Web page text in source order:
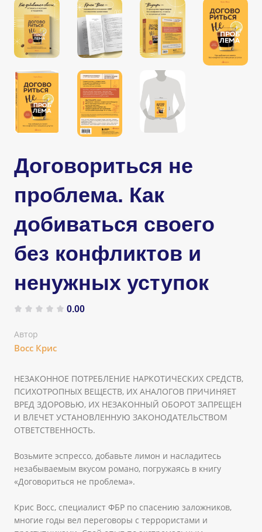
Договориться не
проблема. Как
добиваться своего
без конфликтов и
ненужных уступок
0.00
Автор
Восс Крис
НЕЗАКОННОЕ ПОТРЕБЛЕНИЕ НАРКОТИЧЕСКИХ СРЕДСТВ,
ПСИХОТРОПНЫХ ВЕЩЕСТВ, ИХ АНАЛОГОВ ПРИЧИНЯЕТ
ВРЕД ЗДОРОВЬЮ, ИХ НЕЗАКОННЫЙ ОБОРОТ ЗАПРЕЩЕН
И ВЛЕЧЕТ УСТАНОВЛЕННУЮ ЗАКОНОДАТЕЛЬСТВОМ
ОТВЕТСТВЕННОСТЬ.
Возьмите эспрессо, добавьте лимон и насладитесь
незабываемым вкусом романо, погружаясь в книгу
«Договориться не проблема».
Крис Восс, специалист ФБР по спасению заложников,
многие годы вел переговоры с террористами и